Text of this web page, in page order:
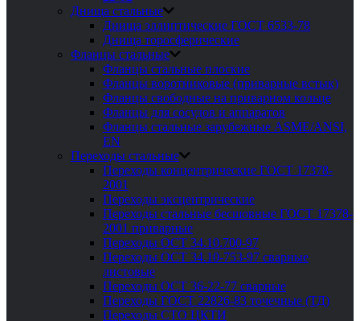
Днища стальные
Днища эллиптические ГОСТ 6533-78
Днища торосферические
Фланцы стальные
Фланцы стальные плоские
Фланцы воротниковые (приварные встык)
Фланцы свободные на приварном кольце
Фланцы для сосудов и аппаратов
Фланцы стальные зарубежные ASME/ANSI,
EN
Переходы стальные
Переходы концентрические ГОСТ 17378-
2001
Переходы эксцентрические
Переходы стальные бесшовные ГОСТ 17378-
2001 приварные
Переходы ОСТ 34.10.700-97
Переходы ОСТ 34.10-753-97 сварные
листовые
Переходы ОСТ 36-22-77 сварные
Переходы ГОСТ 22826-83 точечные (ТД)
Переходы СТО ЦКТИ